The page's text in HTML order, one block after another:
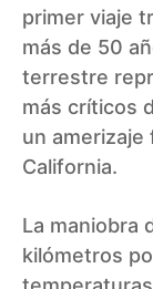
primer viaje
más de 50
terrestre
más críticos
un amerizaje
California.
La maniobra
kilómetros